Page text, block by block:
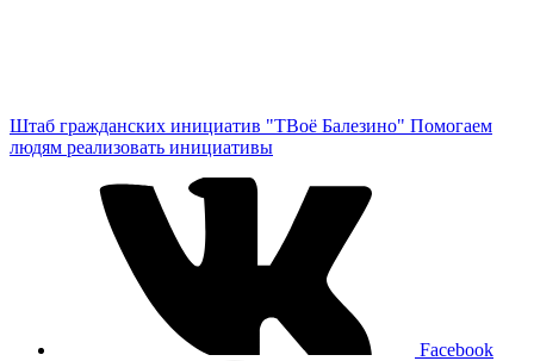
Штаб гражданских инициатив "ТВоё Балезино" Помогаем
людям реализовать инициативы
Facebook